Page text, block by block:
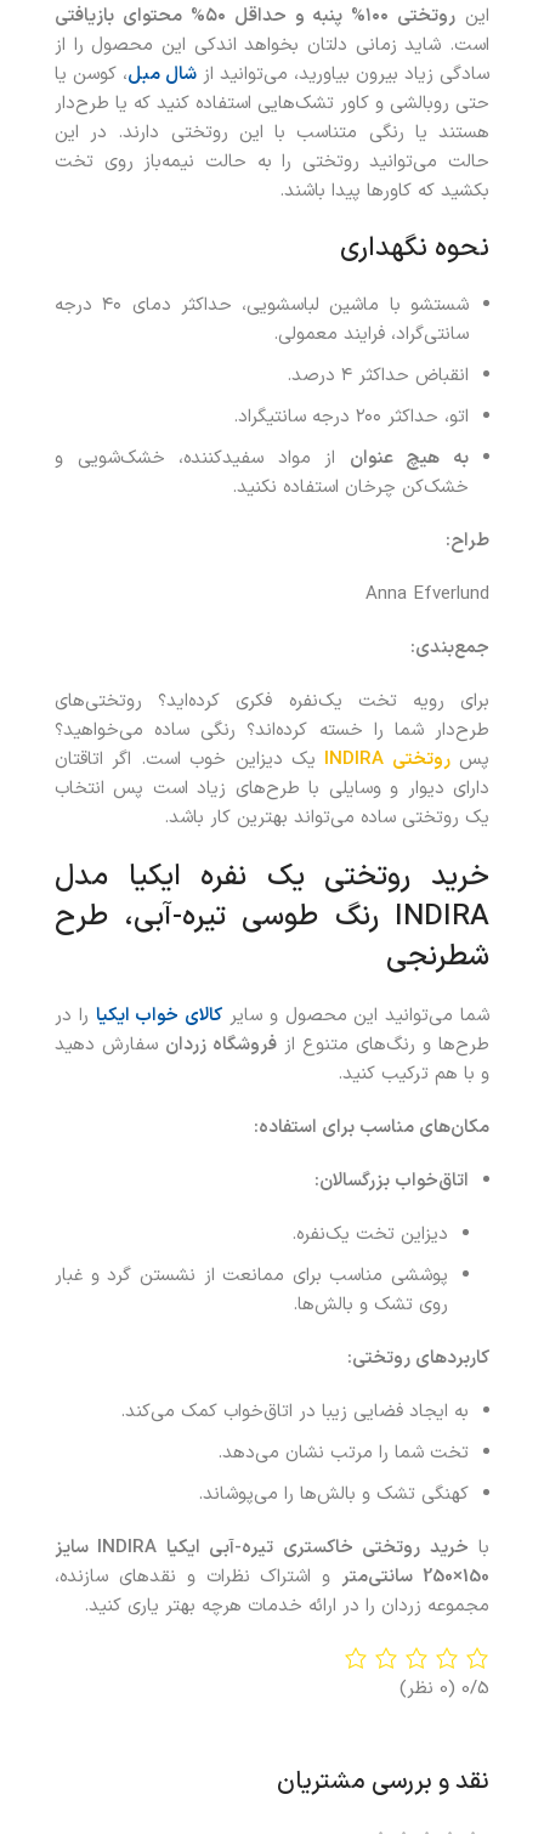
این روتختی ۱۰۰ % پنبه و حداقل ۵۰% محتوای بازیافتی
است. شاید زمانی دلتان بخواهد اندکی این محصول را از
سادگی زیاد بیرون بیاورید، می‌توانید از شال مبل، کوسن یا
حتی روبالشی و کاور تشک‌هایی استفاده کنید که یا طرح‌دار
هستند یا رنگی متناسب با این روتختی دارند. در این
حالت می‌توانید روتختی را به حالت نیمه‌باز روی تخت
بکشید که کاورها پیدا باشند.
نحوه نگهداری
شستشو با ماشین لباسشویی، حداکثر دمای ۴۰ درجه
سانتی‌گراد، فرایند معمولی.
انقباض حداکثر ۴ درصد.
اتو، حداکثر ۲۰۰ درجه سانتیگراد.
به‌ هیچ‌ عنوان از مواد سفیدکننده، خشک‌شویی و
خشک‌کن چرخان استفاده نکنید.
طراح:
Anna Efverlund
جمع‌بندی:
برای رویه تخت یک‌نفره فکری کرده‌اید؟ روتختی‌های
طرح‌دار شما را خسته کرده‌اند؟ رنگی ساده می‌خواهید؟
پسروتختی INDIRA یک دیزاین خوب است. اگر اتاقتان
دارای دیوار و وسایلی با طرح‌های زیاد است پس انتخاب
یک روتختی ساده می‌تواند بهترین کار باشد.
خرید روتختی یک نفره ایکیا مدل
INDIRA رنگ طوسی تیره-آبی، طرح
شطرنجی
شما می‌توانید این محصول و سایر کالای خواب ایکیا را در
طرح‌ها و رنگ‌های متنوع از فروشگاه زردان سفارش دهید
و با هم ترکیب کنید.
مکان‌های مناسب برای استفاده:
اتاق‌خواب بزرگسالان:
دیزاین تخت یک‌نفره.
پوششی مناسب برای ممانعت از نشستن گرد و غبار
روی تشک و بالش‌ها.
کاربردهای روتختی:
به ایجاد فضایی زیبا در اتاق‌خواب کمک می‌کند.
تخت شما را مرتب نشان می‌دهد.
کهنگی تشک و بالش‌ها را می‌پوشاند.
با
خرید روتختی خاکستری تیره-آبی ایکیا INDIRA سایز
150×250 سانتی‌متر
و اشتراک نظرات و نقدهای سازنده،
مجموعه زردان را در ارائه خدمات هرچه بهتر یاری کنید.
0/5 (0 نظر)
نقد و بررسی مشتریان